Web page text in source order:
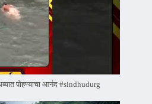
पोहण्याचा आनंद #sindhudurg